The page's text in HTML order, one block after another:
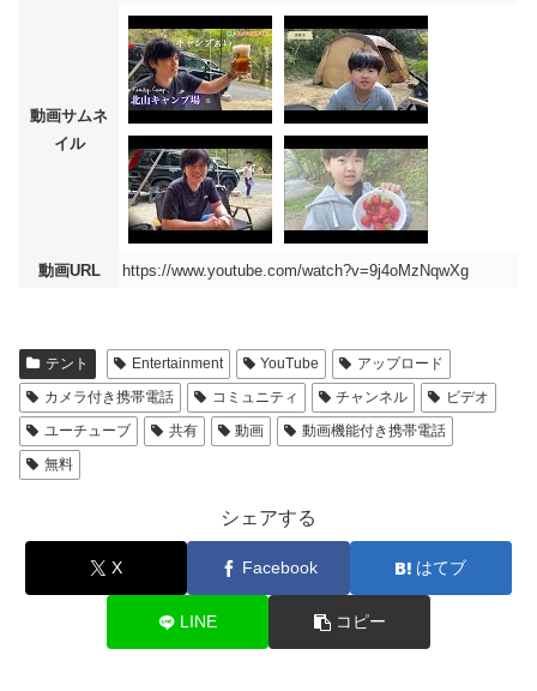
動画サムネ
イル
動画URL https://www.youtube.com/watch?v=9j4oMzNqwXg
テント Entertainment YouTube
アップロード
カメラ付き携帯電話
コミュニティ チャンネル
ビデオ
ユーチューブ
共有 動画
動画機能付き携帯電話
無料
シェアする
X Facebook はてブ
LINE コピー